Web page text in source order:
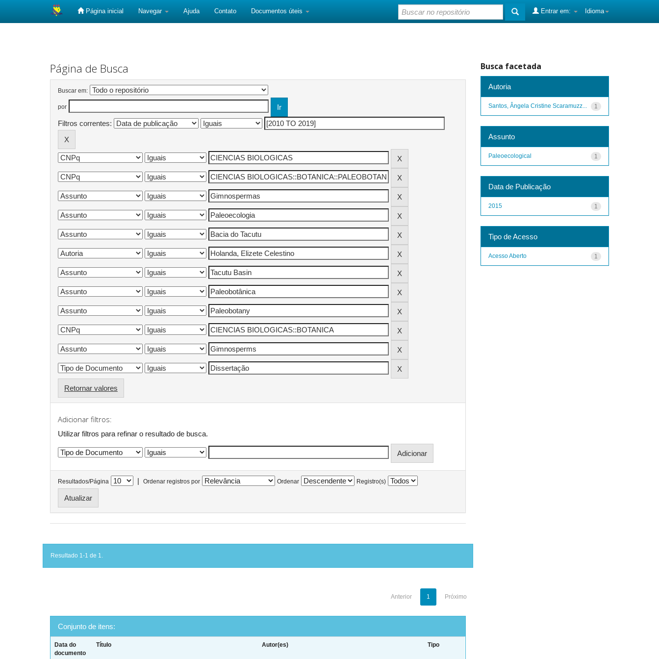
Página inicial Navegar Ajuda Contato Documentos úteis Idioma
Entrar em:
Página de Busca
Buscar em:
por
Filtros correntes:
Retornar valores
Adicionar filtros:
Utilizar filtros para refinar o resultado de busca.
Resultados/Página | Ordenar registros por Ordenar Registro(s)
Resultado 1-1 de 1.
Anterior 1 Próximo
Conjunto de itens:
Data do
documento
Título Autor(es) Tipo
Busca facetada
Autoria
1
Santos, Ângela Cristine Scaramuzz...
Assunto
1
Paleoecological
Data de Publicação
1
2015
Tipo de Acesso
1
Acesso Aberto